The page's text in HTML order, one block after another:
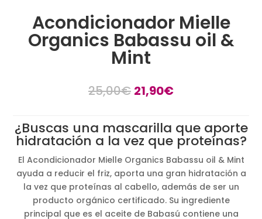
Acondicionador Mielle
Organics Babassu oil &
Mint
25,00€ El
era:
25,00€.
21,90€El
es:
21,90€.
¿Buscas una mascarilla que aporte
hidratación a la vez que proteínas?
El Acondicionador Mielle Organics Babassu oil & Mint
ayuda a reducir el friz, aporta una gran hidratación a
la vez que proteínas al cabello, además de ser un
producto orgánico certificado. Su ingrediente
principal que es el aceite de Babasú contiene una